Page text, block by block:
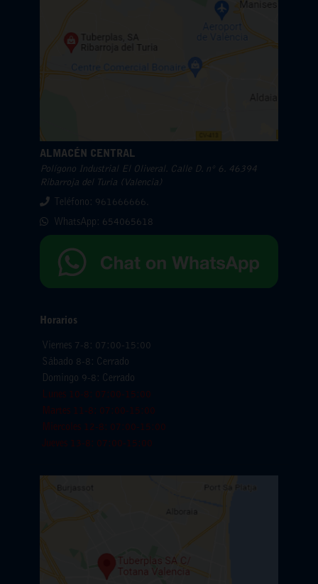
ALMACÉN CENTRAL
Polígono Industrial El Oliveral. Calle D. nº 6. 46394
Ribarroja del Turia (Valencia)
Teléfono: 961666666.
WhatsApp: 654065618
Horarios
Viernes 7-8: 07:00-15:00
Sábado 8-8: Cerrado
Domingo 9-8: Cerrado
Lunes 10-8: 07:00-15:00
Martes 11-8: 07:00-15:00
Miercoles 12-8: 07:00-15:00
Jueves 13-8: 07:00-15:00